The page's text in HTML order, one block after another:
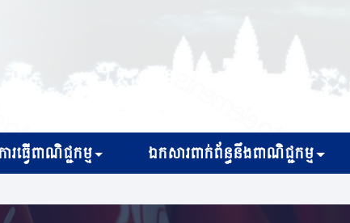
ធ្វើពាណិជ្ជកម្ម ឯកសារពាក់ព័ន្ធនឹងពាណិជ្ជកម្ម